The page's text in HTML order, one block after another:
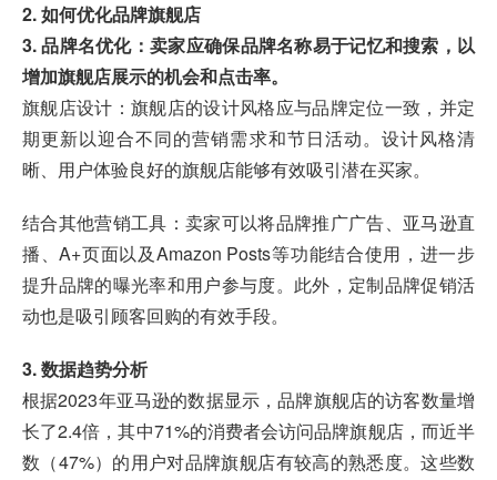
2. 如何优化品牌旗舰店
3. 品牌名优化：卖家应确保品牌名称易于记忆和搜索，以
增加旗舰店展示的机会和点击率。
旗舰店设计：旗舰店的设计风格应与品牌定位一致，并定
期更新以迎合不同的营销需求和节日活动。设计风格清
晰、用户体验良好的旗舰店能够有效吸引潜在买家。
结合其他营销工具：卖家可以将品牌推广广告、亚马逊直
播、A+页面以及Amazon Posts等功能结合使用，进一步
提升品牌的曝光率和用户参与度。此外，定制品牌促销活
动也是吸引顾客回购的有效手段。
3. 数据趋势分析
根据2023年亚马逊的数据显示，品牌旗舰店的访客数量增
长了2.4倍，其中71%的消费者会访问品牌旗舰店，而近半
数（47%）的用户对品牌旗舰店有较高的熟悉度。这些数